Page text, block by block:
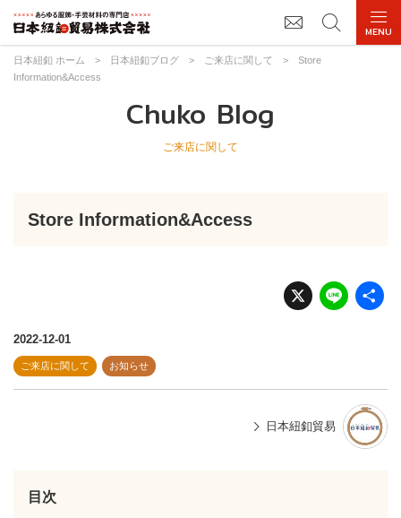
日本紐釦 ホーム > 日本紐釦ブログ > ご来店に関して >
Store
Information&Access
Chuko Blog
ご来店に関して
Store Information&Access
X Li
n
2022-12-01
ご来店に関して お知らせ
日本紐釦貿易
目次